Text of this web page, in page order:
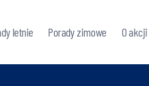
letnie Porady zimowe O akcji